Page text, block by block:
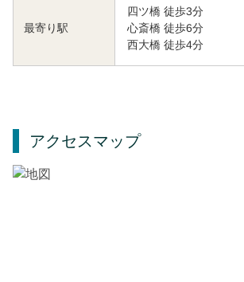
最寄り駅
四ツ橋 徒歩3分
心斎橋 徒歩6分
西大橋 徒歩4分
アクセスマップ